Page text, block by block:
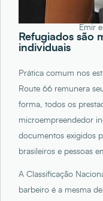
Emir
Refugiados são
individuais
Prática comum nos
Route 66 remunera
forma, todos os
microempreendedor
documentos exigidos
brasileiros e pessoas
A Classificação
barbeiro é a mesma